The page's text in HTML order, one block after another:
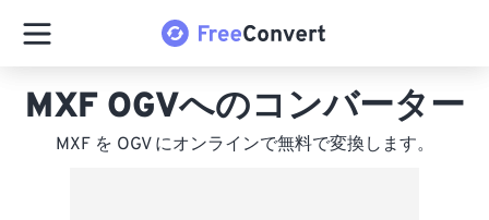
MXF OGVへのコンバーター
MXF を OGV にオンラインで無料で変換します。